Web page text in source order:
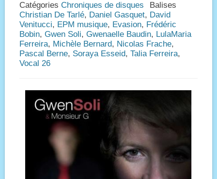
Catégories Chroniques de disques
Balises
Christian De Tarlé, Daniel Gasquet, David
Venitucci, EPM musique, Evasion, Frédéric
Bobin, Gwen Soli, Gwenaelle Baudin, LulaMaria
Ferreira, Michèle Bernard, Nicolas Frache,
Pascal Berne, Soraya Esseid, Talia Ferreira,
Vocal 26